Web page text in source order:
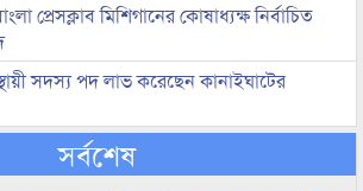
প্রেসক্লাব মিশিগানের কোষাধ্যক্ষ নির্বাচিত
সদস্য পদ লাভ করেছেন কানাইঘাটের
সর্বশেষ